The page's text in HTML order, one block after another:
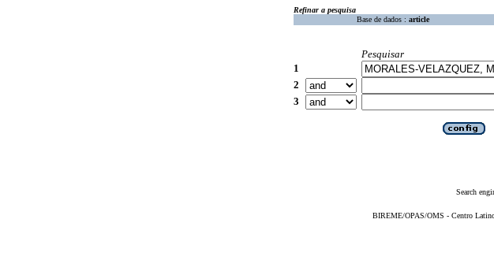
Refinar a pesquisa
Base de dados : article
Pesquisar
1
2
3
Search
BIREME/OPAS/OMS - Centro